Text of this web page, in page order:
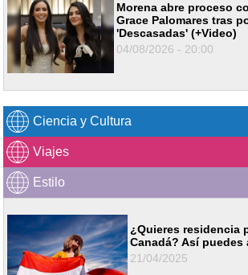
Morena abre proceso
Grace Palomares tras
'Descasadas' (+Video)
04/08/2026 - 20:00
Ciencia y Cultura
Viajes
Estilo
¿Quieres residencia
Canadá? Así puedes
21/04/2025